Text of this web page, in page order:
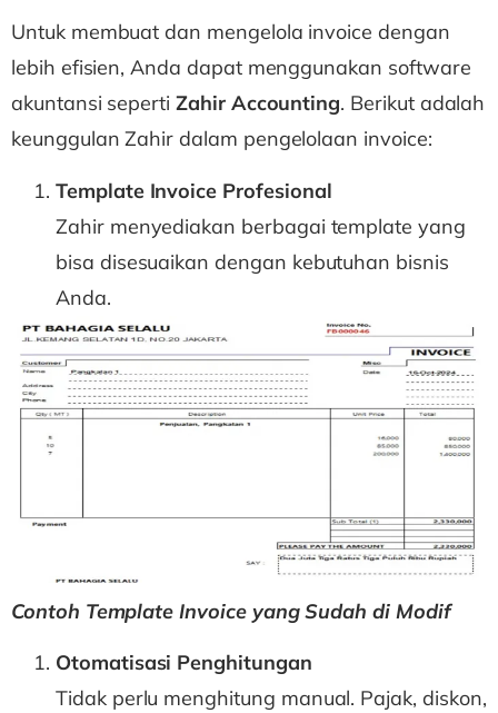
Untuk membuat dan mengelola invoice dengan
lebih efisien, Anda dapat menggunakan software
akuntansi sepertiZahir Accounting. Berikut adalah
keunggulan Zahir dalam pengelolaan invoice:
Template Invoice Profesional
Zahir menyediakan berbagai template yang
bisa disesuaikan dengan kebutuhan bisnis
Anda.
Contoh Template Invoice yang Sudah di Modif
Otomatisasi Penghitungan
Tidak perlu menghitung manual. Pajak, diskon,